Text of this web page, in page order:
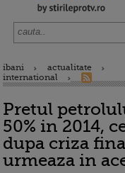
ibani
actualitate
international
Pretul
50% in 2014,
dupa criza
urmeaza in